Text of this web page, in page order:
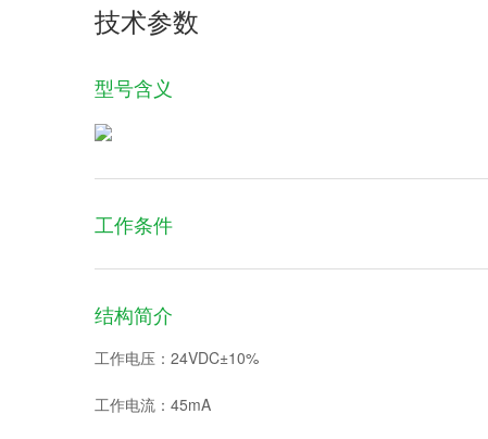
技术参数
型号含义
工作条件
结构简介
工作电压：24VDC±10%
工作电流：45mA